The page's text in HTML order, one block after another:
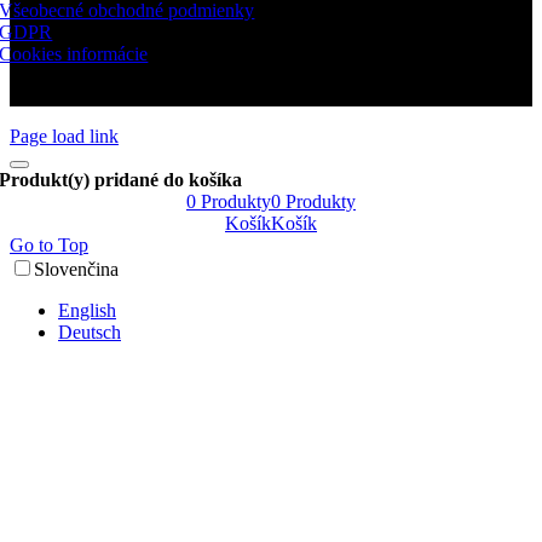
Všeobecné obchodné podmienky
GDPR
Cookies informácie
Page load link
Produkt(y) pridané do košíka
0 Produkty0 Produkty
KošíkKošík
Go to Top
Slovenčina
English
Deutsch